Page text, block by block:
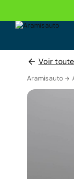
Voir
Aramisauto